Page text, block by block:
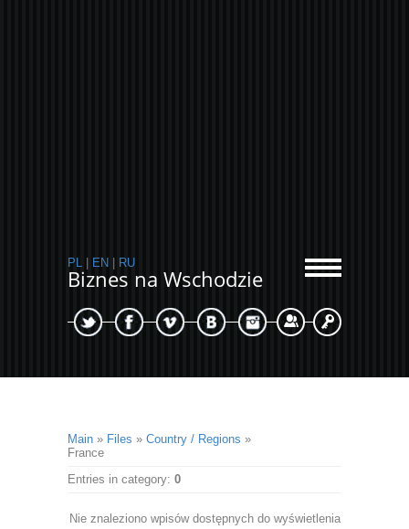
PL EN RU
Biznes na Wschodzie
Sign Up
Main » Files » Country / Regions »
France
Entries in category: 0
Nie znaleziono wpisów dostępnych do wyświetlenia